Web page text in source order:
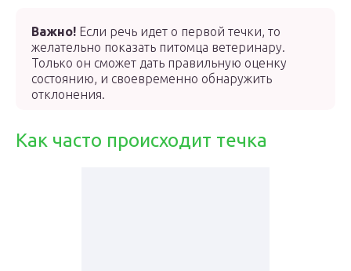
Важно! Если речь идет о первой течки, то
желательно показать питомца ветеринару.
Только он сможет дать правильную оценку
состоянию, и своевременно обнаружить
отклонения.
Как часто происходит течка